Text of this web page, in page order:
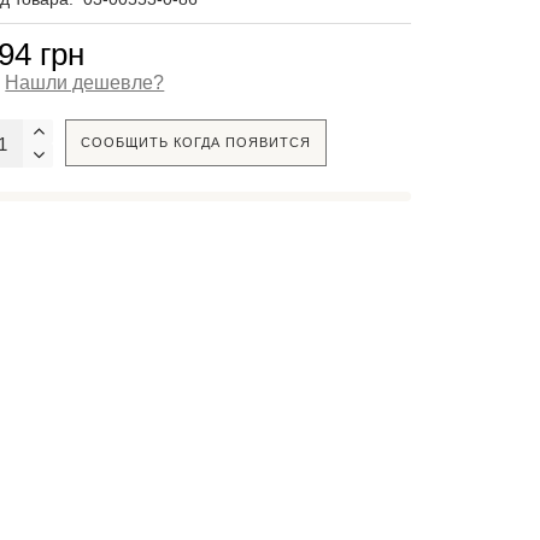
грн
Нашли дешевле?
СООБЩИТЬ КОГДА ПОЯВИТСЯ